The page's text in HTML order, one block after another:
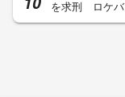
を求刑 ロケ